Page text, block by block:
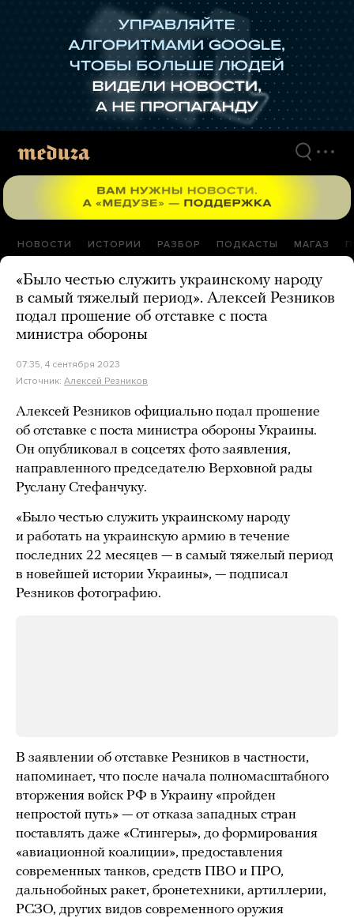
НОВОСТИ ИСТОРИИ РАЗБОР ПОДКАСТЫ МАГАЗ
«Было честью служить украинскому народу
в самый тяжелый период». Алексей Резников
подал прошение об отставке с поста
министра обороны
07:35, 4 сентября 2023
Источник: Алексей Резников
Алексей Резников официально подал прошение
об отставке с поста министра обороны Украины.
Он опубликовал в соцсетях фото заявления,
направленного председателю Верховной рады
Руслану Стефанчуку.
«Было честью служить украинскому народу
и работать на украинскую армию в течение
последних 22 месяцев — в самый тяжелый период
в новейшей истории Украины», — подписал
Резников фотографию.
В заявлении об отставке Резников в частности,
напоминает, что после начала полномасштабного
вторжения войск РФ в Украину «пройден
непростой путь» — от отказа западных стран
поставлять даже «Стингеры», до формирования
«авиационной коалиции», предоставления
современных танков, средств ПВО и ПРО,
дальнобойных ракет, бронетехники, артиллерии,
РСЗО, других видов современного оружия